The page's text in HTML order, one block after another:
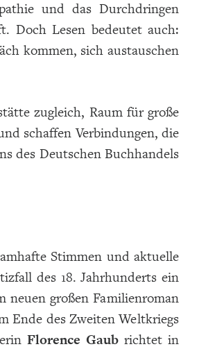
und das Durchdringen
Doch Lesen bedeutet auch:
kommen, sich austauschen
zugleich, Raum für große
schaffen Verbindungen, die
des Deutschen Buchhandels
Stimmen und aktuelle
des 18. Jahrhunderts ein
großen Familienroman
Ende des Zweiten Weltkriegs
Florence Gaubrichtet in